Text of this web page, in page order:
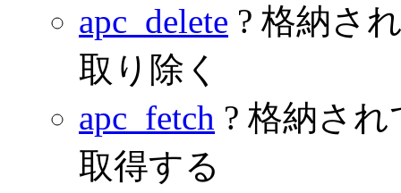
apc_delete ? 格納さ
取り除く
apc_fetch ? 格納さ
取得する